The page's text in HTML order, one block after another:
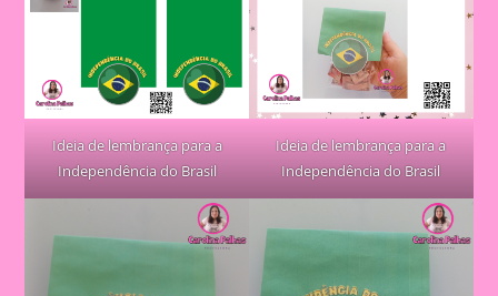
Ideia de lembrança para a
Independência do Brasil
Ideia de lembrança para a
Independência do Brasil